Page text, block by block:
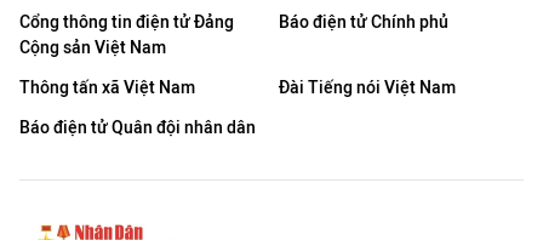
Cổng thông tin điện tử Đảng
Cộng sản Việt Nam
Báo điện tử Chính phủ
Thông tấn xã Việt Nam
Đài Tiếng nói Việt Nam
Báo điện tử Quân đội nhân dân